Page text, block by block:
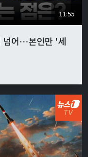
11:55
넘어…본인만 '세